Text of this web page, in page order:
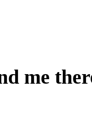
me